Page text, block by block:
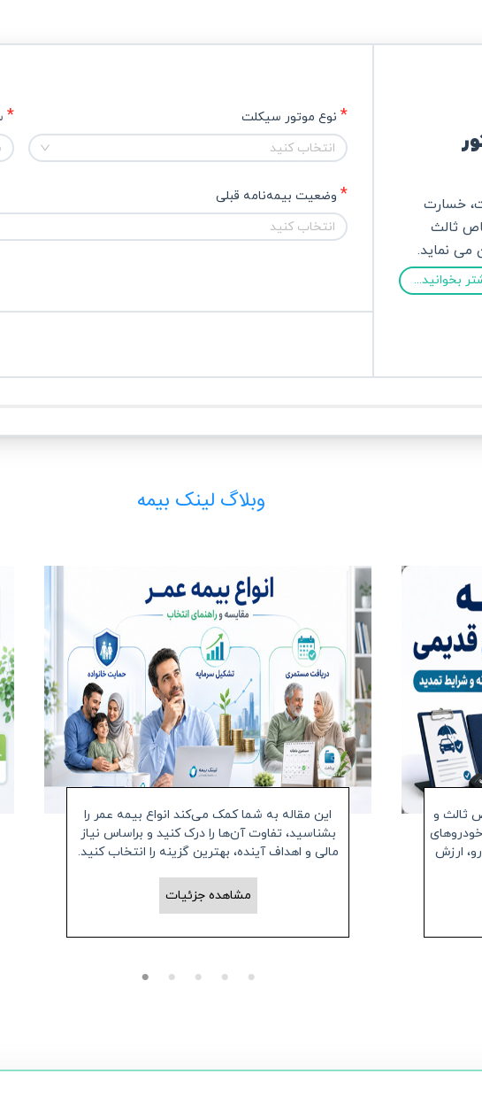
نوع موتور سیکلت
انتخاب کنید
وضعیت بیمه‌نامه قبلی
انتخاب کنید
خسارت
ثالث
می نماید.
بخوانید...
وبلاگ لینک بیمه
این مقاله به شما کمک می‌کند انواع بیمه عمر را
بشناسید، تفاوت آن‌ها را درک کنید و براساس نیاز
مالی و اهداف آینده، بهترین گزینه را انتخاب کنید.
مشاهده جزئیات
ثالث و
ارزش